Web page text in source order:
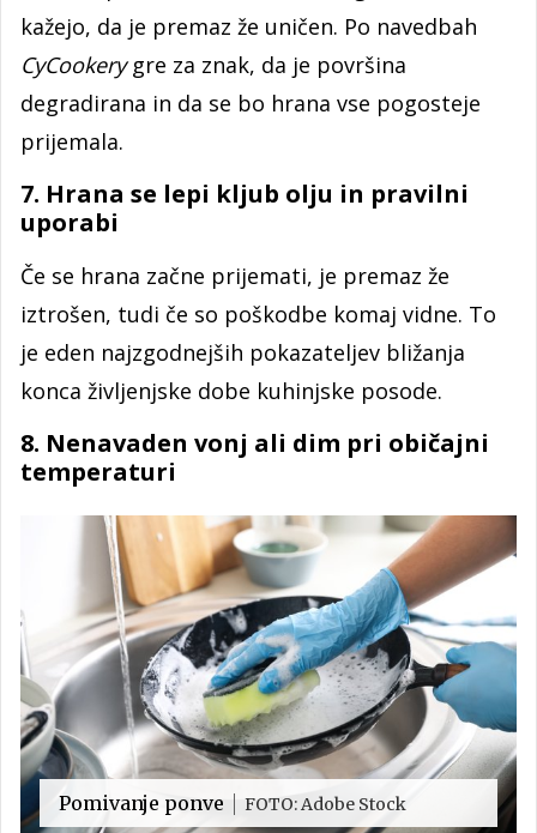
kažejo, da je premaz že uničen. Po navedbah
CyCookerygre za znak, da je površina
degradirana in da se bo hrana vse pogosteje
prijemala.
7. Hrana se lepi kljub olju in pravilni
uporabi
Če se hrana začne prijemati, je premaz že
iztrošen, tudi če so poškodbe komaj vidne. To
je eden najzgodnejših pokazateljev bližanja
konca življenjske dobe kuhinjske posode.
8. Nenavaden vonj ali dim pri običajni
temperaturi
Pomivanje ponve FOTO: Adobe Stock